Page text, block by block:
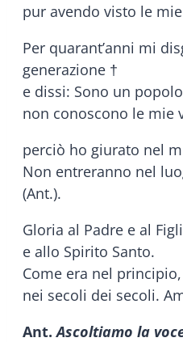
pur avendo visto le
Per quarant’anni mi
generazione †
e dissi: Sono un
non conoscono le mie
perciò ho giurato nel
Non entreranno nel
(Ant.).
Gloria al Padre e al
e allo Spirito Santo.
Come era nel
nei secoli dei secoli.
Ant.Ascoltiamo la